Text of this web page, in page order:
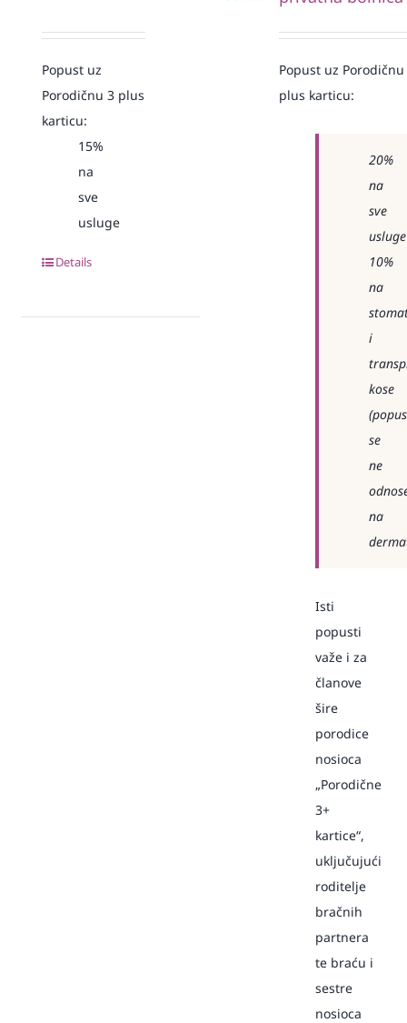
Popust uz
Porodičnu 3 plus
karticu:
15%
na
sve
usluge
Details
Popust uz Porodičnu
plus karticu:
20%
na
sve
usluge
10%
na
i
kose
se
ne
na
Isti
popusti
važe i za
članove
šire
porodice
nosioca
„Porodične
3+
kartice“,
uključujući
roditelje
bračnih
partnera
te braću i
sestre
nosioca